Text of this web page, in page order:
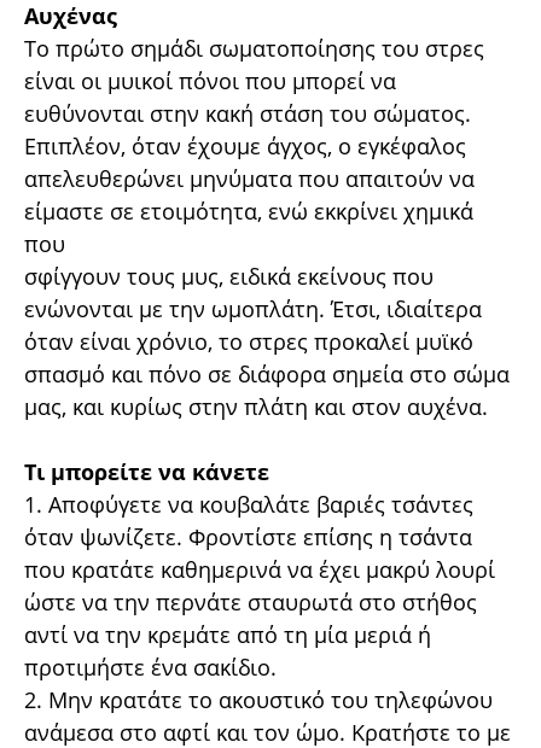
Αυχένας
Το πρώτο σηµάδι σωµατοποίησης του στρες
είναι οι µυικοί πόνοι που µπορεί να
ευθύνονται στην κακή στάση του σώµατος.
Επιπλέον, όταν έχουµε άγχος, ο εγκέφαλος
απελευθερώνει µηνύµατα που απαιτούν να
είµαστε σε ετοιµότητα, ενώ εκκρίνει χηµικά
που
σφίγγουν τους µυς, ειδικά εκείνους που
ενώνονται µε την ωµοπλάτη. Έτσι, ιδιαίτερα
όταν είναι χρόνιο, το στρες προκαλεί µυϊκό
σπασµό και πόνο σε διάφορα σηµεία στο σώµα
µας, και κυρίως στην πλάτη και στον αυχένα.
Τι µπορείτε να κάνετε
1. Αποφύγετε να κουβαλάτε βαριές τσάντες
όταν ψωνίζετε. Φροντίστε επίσης η τσάντα
που κρατάτε καθηµερινά να έχει µακρύ λουρί
ώστε να την περνάτε σταυρωτά στο στήθος
αντί να την κρεµάτε από τη µία µεριά ή
προτιµήστε ένα σακίδιο.
2. Μην κρατάτε το ακουστικό του τηλεφώνου
ανάµεσα στο αφτί και τον ώµο. Κρατήστε το µε